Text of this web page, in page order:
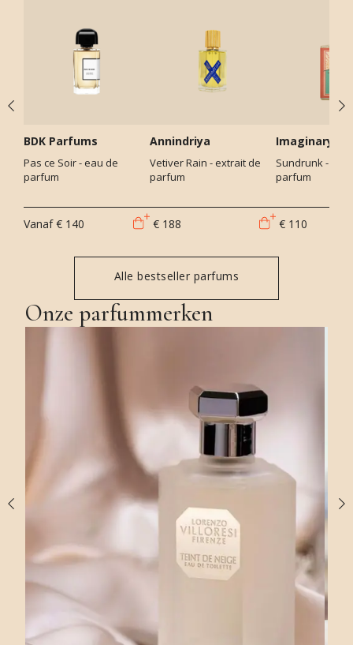
BDK Parfums
Pas ce Soir - eau de
parfum
Vanaf € 140
Annindriya
Vetiver Rain - extrait de
parfum
€ 188
Imaginary
Sundrunk - eau
parfum
€ 110
Alle bestseller parfums
Onze parfummerken